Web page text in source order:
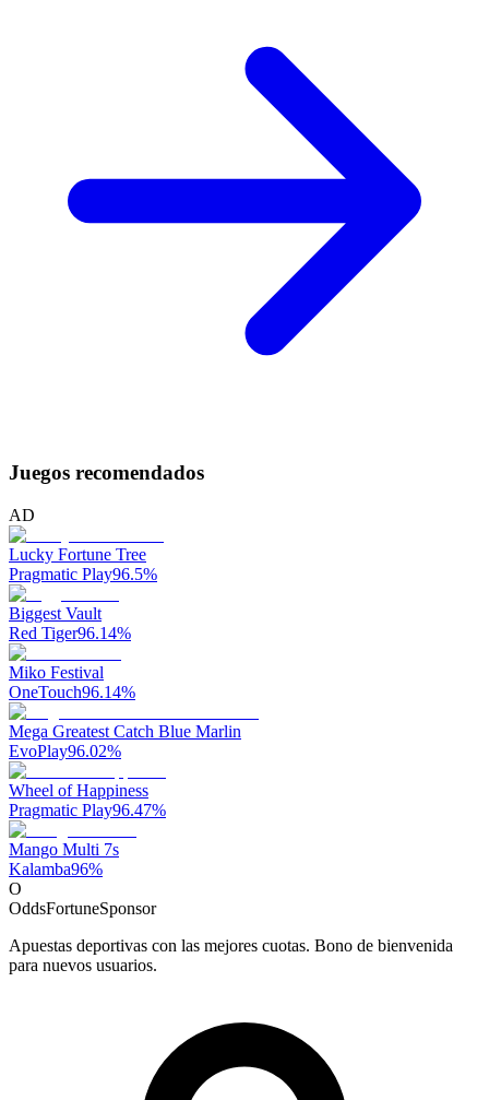
Juegos recomendados
AD
Lucky Fortune Tree
Pragmatic Play96.5%
Biggest Vault
Red Tiger96.14%
Miko Festival
OneTouch96.14%
Mega Greatest Catch Blue Marlin
EvoPlay96.02%
Wheel of Happiness
Pragmatic Play96.47%
Mango Multi 7s
Kalamba96%
O
OddsFortuneSponsor
Apuestas deportivas con las mejores cuotas. Bono de bienvenida
para nuevos usuarios.